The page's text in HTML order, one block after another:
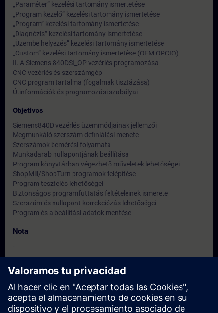
„Paraméter” kezelési tartomány ismertetése
„Program kezelő” kezelési tartomány ismertetése
„Program” kezelési tartomány ismertetése
„Diagnózis” kezelési tartomány ismertetése
„Üzembe helyezés” kezelési tartomány ismertetése
„Custom” kezelési tartomány ismertetése (OEM OPCIO)
II. A Siemens 840DSI_OP vezérlés programozása
CNC vezérlés és szerszámgép
CNC program tartalma (fogalmak tisztázása)
Útinformációk és programozási szabályai
Objetivos
Siemens840D vezérlés üzemmódjainak jellemzői
Megmunkáló szerszám definiálási menete
Szerszámok bemérési folyamata
Munkadarab nullapontjának beállítása
Program könyvtárban végezhető műveletek lehetőségei
ShopMill/ShopTurn programok felépítése
Program tesztelés lehetőségei
Biztonságos programfuttatás feltételeinek ismerete
Szerszám és nullapont korrekciózás lehetőségei
Program és a beállítási adatok mentése
Nota
-
Gépkezelők, opcionálisan karbantartók